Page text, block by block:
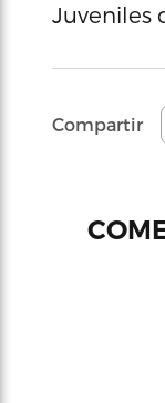
Juveniles
Compartir